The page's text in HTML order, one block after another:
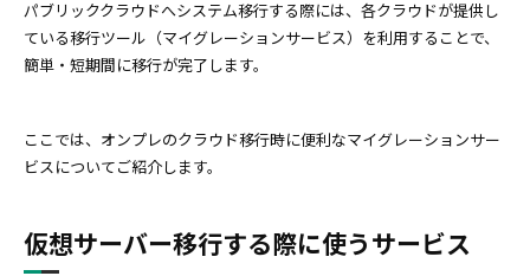
パブリッククラウドへシステム移行する際には、各クラウドが提供し
ている移行ツール（マイグレーションサービス）を利用することで、
簡単・短期間に移行が完了します。
ここでは、オンプレのクラウド移行時に便利なマイグレーションサー
ビスについてご紹介します。
仮想サーバー移行する際に使うサービス